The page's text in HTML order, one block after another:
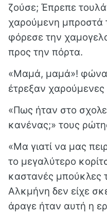
ζούσε; Έπρεπε
χαρούμενη μπροστά
φόρεσε την
προς την πόρτα.
«Μαμά, μαμά»!
έτρεξαν
«Πως ήταν στο
κανένας;» τους
«Μα γιατί να μας
το μεγαλύτερο
καστανές μπούκλες
Αλκμήνη δεν είχε
άραγε ήταν αυτή η